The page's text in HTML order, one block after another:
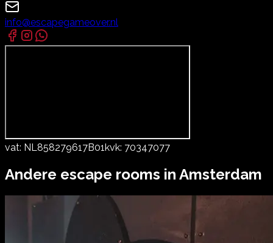
info@escapegameover.nl
vat: NL858279617B01kvk: 70347077
Andere escape rooms in Amsterdam